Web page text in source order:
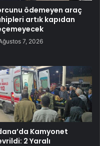
ödemeyen araç
artık kapıdan
7, 2026
Kamyonet
2 Yaralı